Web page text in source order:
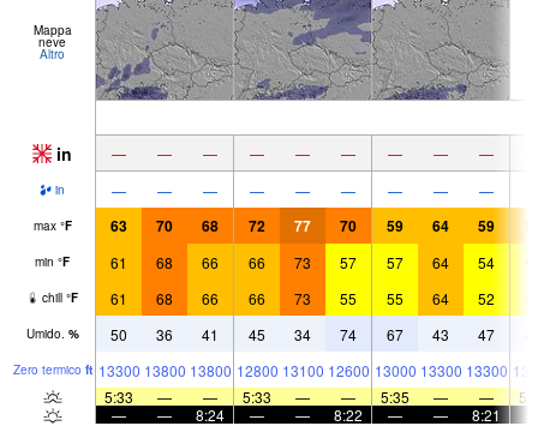
Mappa
neve
Altro
in — — — — — — — — —
in — — — — — — — — —
max °F 63 70 68 72 77 70 59 64 59
min °F 61 68 66 66 73 57 57 64 54
chill °F 61 68 66 66 73 55 55 64 52
Umido. % 50 36 41 45 34 74 67 43 47
Zero termico ft 13300 13800 13800 12800 13100 12600 13000 13300 13300
5:33
— — 5:33 — — 5:35 — —
—
— 8:24 — — 8:22 — — 8:21